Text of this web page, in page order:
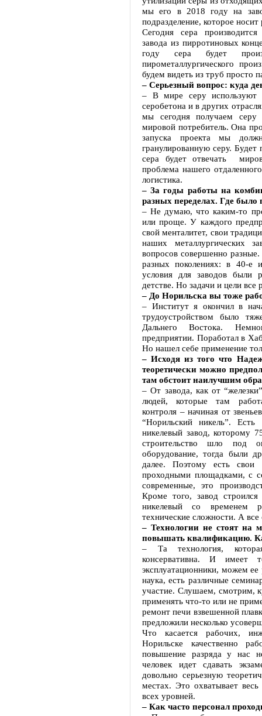
мы его в 2018 году на
подразделение, которое
Сегодня сера производится
завода из пирротиновых
году сера будет
пирометаллургического
будем видеть из труб просто
– Серьезный вопрос: куда
– В мире серу используют
серобетона и в других
мы сегодня получаем серу
мировой потребитель. Она
запуска проекта мы
гранулированную серу. Будет
сера будет отвечать
проблема нашего
логистика.
– За годы работы на
разных переделах. Где было
– Не думаю, что каким-то
или проще. У каждого
свой менталитет, свои
наших металлургических
вопросов совершенно
разных поколениях: в 40-е
условия для заводов были
детстве. Но задачи и цели все
– До Норильска вы тоже
– Институт я окончил в
трудоустройством было
Дальнего Востока.
предприятии. Поработал в
Но нашел себе применение
– Исходя из того что
теоретически можно
там обстоит наилучшим
– От завода, как от
людей, которые там
контроля – начиная от
“Норильский никель”.
никелевый завод, которому
строительство шло под
оборудование, тогда были
далее. Поэтому есть
проходными площадками, с
современные, это
Кроме того, завод
никелевый со временем
технические сложности. А все
– Технологии не стоят на
повышать квалификацию.
– Та технология,
консервативна. И имеет
эксплуатационники, можем
наука, есть различные
участие. Слушаем, смотрим,
применять что-то или не
ремонт печи взвешенной
предложили несколько
Что касается рабочих,
Норильске качественно
повышение разряда у нас
человек идет сдавать
довольно серьезную
местах. Это охватывает
всех уровней.
– Как часто персонал